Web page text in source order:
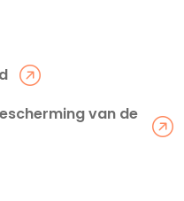
van de